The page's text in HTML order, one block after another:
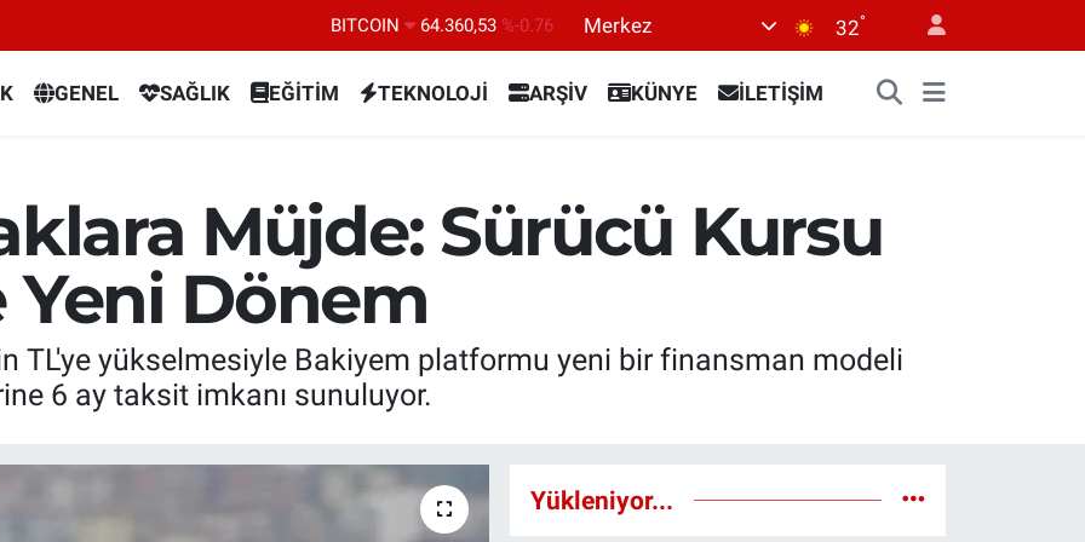
BITCOIN 64.360,53 %-0.76
GRAM ALTIN
6574.81 %1.44
BİST100
13.887 %64
Merkez 32°
GENEL SAĞLIK EĞİTİM TEKNOLOJİ ARŞİV KÜNYE İLETİŞİM
Müjde: Sürücü Kursu
Dönem
TL'ye yükselmesiyle Bakiyem platformu yeni bir finansman modeli
6 ay taksit imkanı sunuluyor.
Yükleniyor...